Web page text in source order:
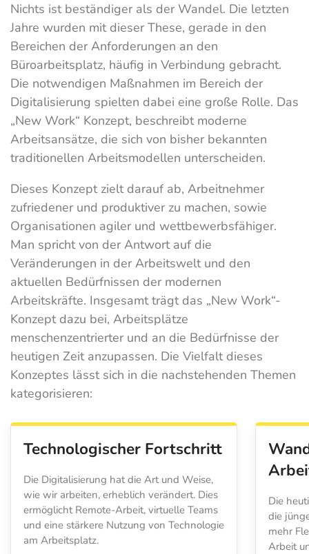
Nichts ist beständiger als der Wandel. Die letzten
Jahre wurden mit dieser These, gerade in den
Bereichen der Anforderungen an den
Büroarbeitsplatz, häufig in Verbindung gebracht.
Die notwendigen Maßnahmen im Bereich der
Digitalisierung spielten dabei eine große Rolle. Das
„New Work“ Konzept, beschreibt moderne
Arbeitsansätze, die sich von bisher bekannten
traditionellen Arbeitsmodellen unterscheiden.
Dieses Konzept zielt darauf ab, Arbeitnehmer
zufriedener und produktiver zu machen, sowie
Organisationen agiler und wettbewerbsfähiger.
Man spricht von der Antwort auf die
Veränderungen in der Arbeitswelt und den
aktuellen Bedürfnissen der modernen
Arbeitskräfte. Insgesamt trägt das „New Work“-
Konzept dazu bei, Arbeitsplätze
menschenzentrierter und an die Bedürfnisse der
heutigen Zeit anzupassen. Die Vielfalt dieses
Konzeptes lässt sich in die nachstehenden Themen
kategorisieren:
Technologischer Fortschritt
Die Digitalisierung hat die Art und Weise,
wie wir arbeiten, erheblich verändert. Dies
ermöglicht Remote-Arbeit, virtuelle Teams
und eine stärkere Nutzung von Technologie
am Arbeitsplatz.
Die
die
mehr
Arbeit